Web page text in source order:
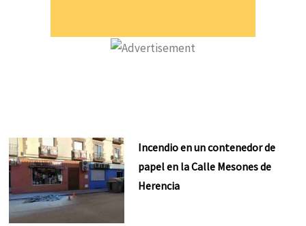
Incendio en un contenedor de
papel en la Calle Mesones de
Herencia